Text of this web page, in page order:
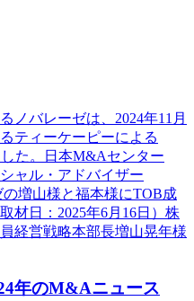
ノバレーゼは、2024年11月
ティーケーピーによる
た。日本M&Aセンター
ャル・アドバイザー
の増山様と福本様にTOB成
材日：2025年6月16日）株
経営戦略本部長増山晃年様
年のM&Aニュース